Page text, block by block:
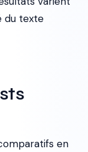
du texte
en